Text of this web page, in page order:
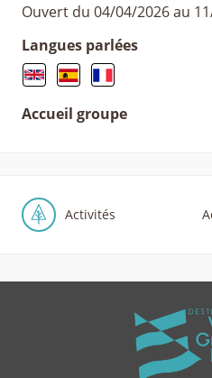
Ouvert du 04/04/2026 au
Langues parlées
Accueil groupe
Activités